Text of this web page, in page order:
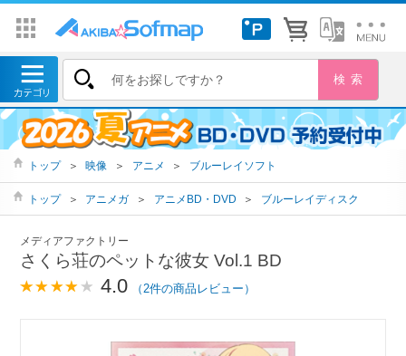
トップ ＞ 映像 ＞ アニメ ＞ ブルーレイソフト
トップ ＞ アニメガ ＞ アニメBD・DVD ＞ ブルーレイディスク
メディアファクトリー
さくら荘のペットな彼女 Vol.1 BD
4.0 （2件の商品レビュー）